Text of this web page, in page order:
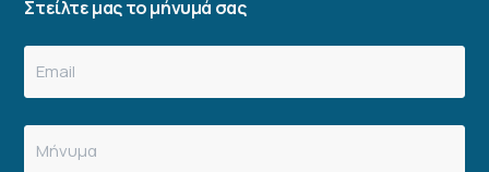
Στείλτε μας το μήνυμά σας